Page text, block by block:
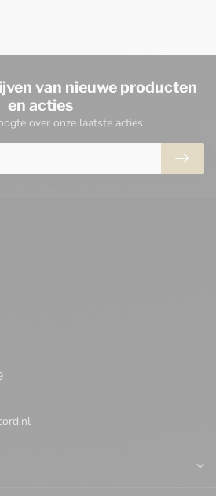
van nieuwe producten
en acties
over onze laatste acties